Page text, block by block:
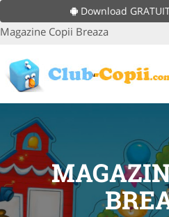
Download
Magazine Copii Breaza